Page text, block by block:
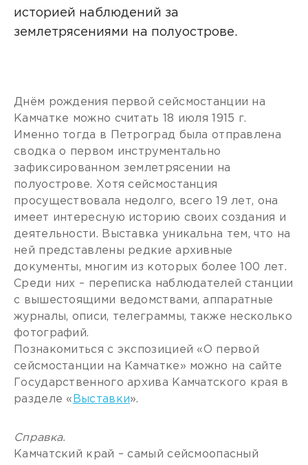
историей наблюдений за
землетрясениями на полуострове.
Днём рождения первой сейсмостанции на
Камчатке можно считать 18 июля 1915 г.
Именно тогда в Петроград была отправлена
сводка о первом инструментально
зафиксированном землетрясении на
полуострове. Хотя сейсмостанция
просуществовала недолго, всего 19 лет, она
имеет интересную историю своих создания и
деятельности. Выставка уникальна тем, что на
ней представлены редкие архивные
документы, многим из которых более 100 лет.
Среди них – переписка наблюдателей станции
с вышестоящими ведомствами, аппаратные
журналы, описи, телеграммы, также несколько
фотографий.
Познакомиться с экспозицией «О первой
сейсмостанции на Камчатке» можно на сайте
Государственного архива Камчатского края в
разделе « Выставки».
Справка.
Камчатский край – самый сейсмоопасный